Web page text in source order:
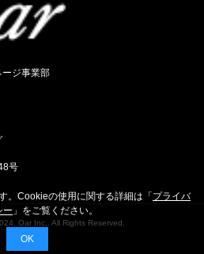
。Cookieの使用に関する詳細は「プライバ
ー 」をご覧ください。
OK
ジ事業部
号
Oar Inc,. All Rights Reserved.